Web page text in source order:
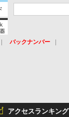
バックナンバー
アクセスランキング